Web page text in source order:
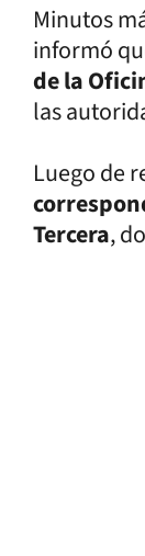
Minutos
informó
de la
las
Luego de
Tercera,